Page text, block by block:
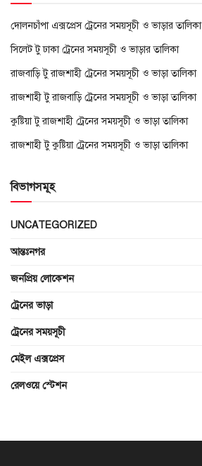
দোলনচাঁপা এক্সপ্রেস ট্রেনের সময়সূচী ও ভাড়ার তালিকা
সিলেট টু ঢাকা ট্রেনের সময়সূচী ও ভাড়ার তালিকা
রাজবাড়ি টু রাজশাহী ট্রেনের সময়সূচী ও ভাড়া তালিকা
রাজশাহী টু রাজবাড়ি ট্রেনের সময়সূচী ও ভাড়া তালিকা
কুষ্টিয়া টু রাজশাহী ট্রেনের সময়সূচী ও ভাড়া তালিকা
রাজশাহী টু কুষ্টিয়া ট্রেনের সময়সূচী ও ভাড়া তালিকা
বিভাগসমূহ
UNCATEGORIZED
আন্তঃনগর
জনপ্রিয় লোকেশন
ট্রেনের ভাড়া
ট্রেনের সময়সূচী
মেইল এক্সপ্রেস
রেলওয়ে স্টেশন